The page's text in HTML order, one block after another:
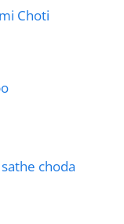
Choti
sathe choda